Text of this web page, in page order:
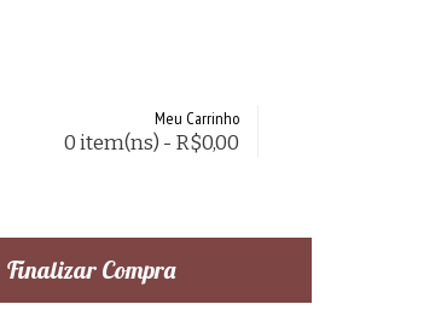
Meu Carrinho
0 item(ns) - R$0,00
Finalizar Compra